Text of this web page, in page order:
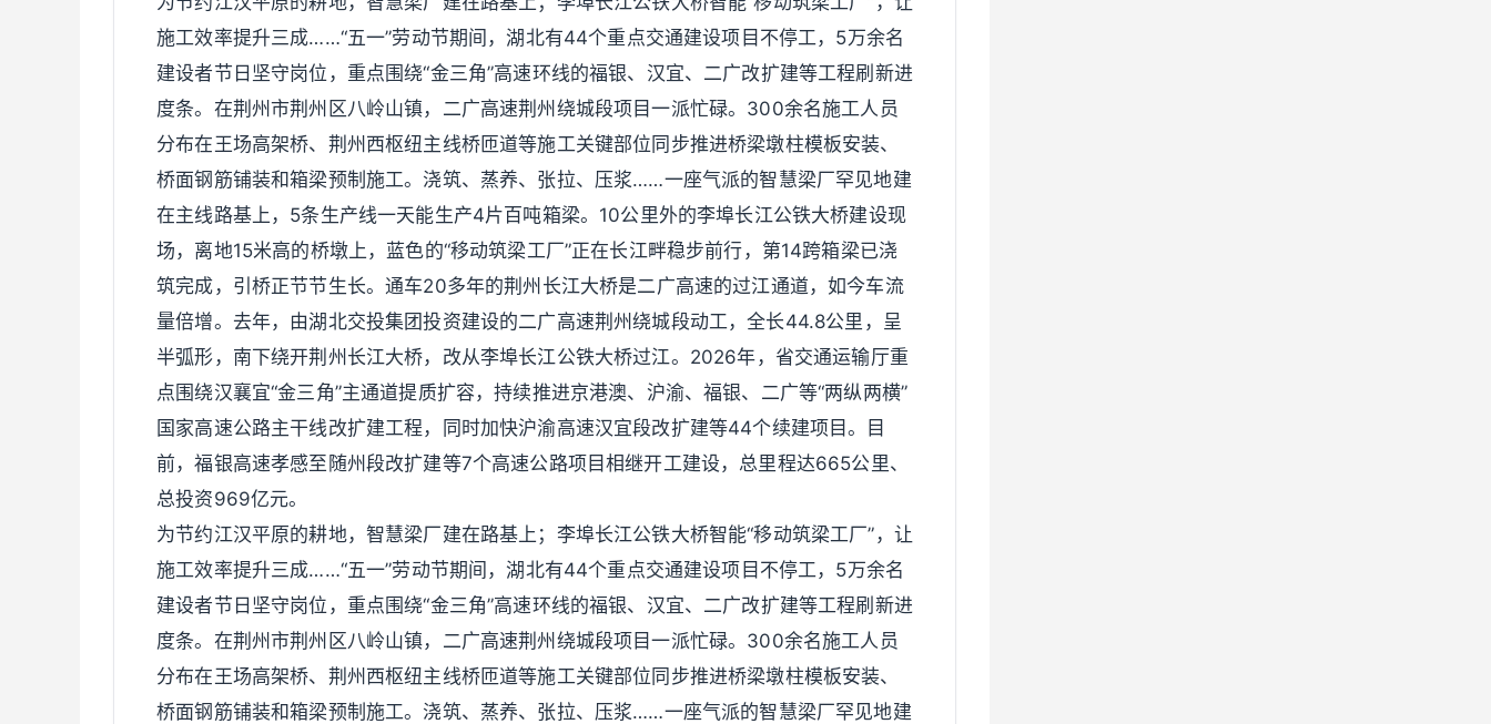
施工效率提升三成……“五一”劳动节期间，湖北有44个重点交通建设项目不停工，5万余名
建设者节日坚守岗位，重点围绕“金三角”高速环线的福银、汉宜、二广改扩建等工程刷新进
度条。在荆州市荆州区八岭山镇，二广高速荆州绕城段项目一派忙碌。300余名施工人员
分布在王场高架桥、荆州西枢纽主线桥匝道等施工关键部位同步推进桥梁墩柱模板安装、
桥面钢筋铺装和箱梁预制施工。浇筑、蒸养、张拉、压浆……一座气派的智慧梁厂罕见地建
在主线路基上，5条生产线一天能生产4片百吨箱梁。10公里外的李埠长江公铁大桥建设现
场，离地15米高的桥墩上，蓝色的“移动筑梁工厂”正在长江畔稳步前行，第14跨箱梁已浇
筑完成，引桥正节节生长。通车20多年的荆州长江大桥是二广高速的过江通道，如今车流
量倍增。去年，由湖北交投集团投资建设的二广高速荆州绕城段动工，全长44.8公里，呈
半弧形，南下绕开荆州长江大桥，改从李埠长江公铁大桥过江。2026年，省交通运输厅重
点围绕汉襄宜“金三角”主通道提质扩容，持续推进京港澳、沪渝、福银、二广等“两纵两横”
国家高速公路主干线改扩建工程，同时加快沪渝高速汉宜段改扩建等44个续建项目。目
前，福银高速孝感至随州段改扩建等7个高速公路项目相继开工建设，总里程达665公里、
总投资969亿元。
为节约江汉平原的耕地，智慧梁厂建在路基上；李埠长江公铁大桥智能“移动筑梁工厂”，让
施工效率提升三成……“五一”劳动节期间，湖北有44个重点交通建设项目不停工，5万余名
建设者节日坚守岗位，重点围绕“金三角”高速环线的福银、汉宜、二广改扩建等工程刷新进
度条。在荆州市荆州区八岭山镇，二广高速荆州绕城段项目一派忙碌。300余名施工人员
分布在王场高架桥、荆州西枢纽主线桥匝道等施工关键部位同步推进桥梁墩柱模板安装、
桥面钢筋铺装和箱梁预制施工。浇筑、蒸养、张拉、压浆……一座气派的智慧梁厂罕见地建